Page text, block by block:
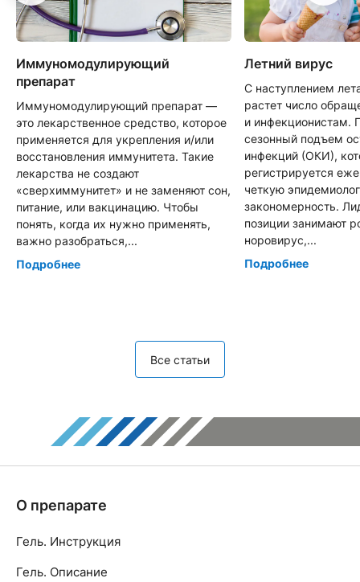
Иммуномодулирующий
препарат
Иммуномодулирующий препарат —
это лекарственное средство, которое
применяется для укрепления и/или
восстановления иммунитета. Такие
лекарства не создают
«сверхиммунитет» и не заменяют сон,
питание, или вакцинацию. Чтобы
понять, когда их нужно применять,
важно разобраться,...
Подробнее
Летний вирус
С наступлением
растет число
и инфекционистам.
сезонный подъем
инфекций (ОКИ),
регистрируется
четкую
закономерность.
позиции занимают
норовирус,...
Подробнее
Все статьи
О препарате
Гель. Инструкция
Гель. Описание